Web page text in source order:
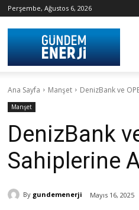
Perşembe, Ağustos 6, 2026
Ana Sayfa Manşet DenizBank ve
Manşet
DenizBank
Sahiplerine
By gundemenerji Mayıs 16, 2025